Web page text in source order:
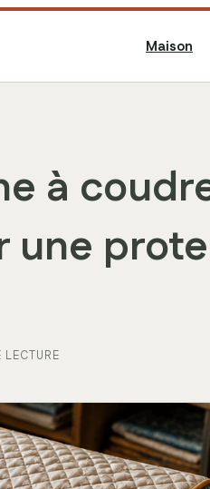
Maison
à
une